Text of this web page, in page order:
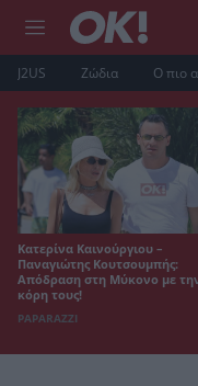
J2US Ζώδια Ο πιο
Κατερίνα Καινούργιου –
Παναγιώτης Κουτσουμπής:
Απόδραση στη Μύκονο με
κόρη τους!
PAPARAZZI